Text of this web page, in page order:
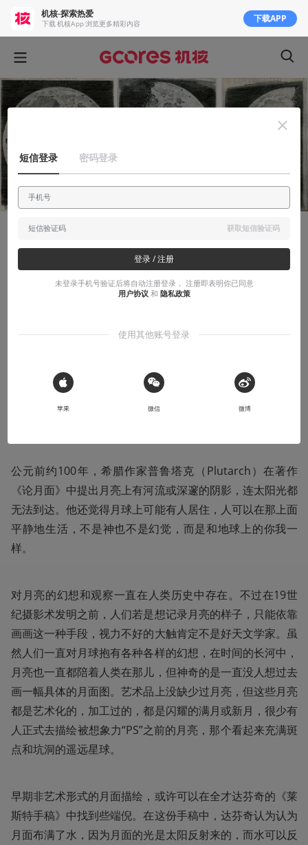
当天文学家前请先学习画画：400年前奇怪
的手绘月面图欣赏
收听本文
公元前约100年，希腊作家普鲁塔克（Plutarch）在著作
《论月面》中提出月亮上有河流或深邃的阴影，连太阳光都
无法到达。他还觉得月球上可能有人居住，人可以在那上面
平静地生活，不是神也不是幻觉，而是和地球上的你我一
样。
对月亮的幻想和观察一直在人类历史中存在。不过在19世
纪摄影术发明之前，人们若是想记录月亮的样子，只能依靠
画画这一种手段，视力不好的大触肯定不是好天文学家。虽
然人们一直对月球抱有各种各样的幻想，在时间的长河中，
月亮也一直都陪着人类在那儿，但神奇的是一直没人想过去
画一幅具体的月面图。艺术品上没缺少过月亮，但这些月亮
都是艺术化的，加工过的，都是闪耀的满月或新月，很少有
人正式去描绘被想象力“PS”之前的月亮，那个看起来充满斑
点和坑洞的遥远星球。
早期非艺术形式的月面描绘，或许可以在全才达芬奇的《莱
斯特手稿》中找到些端倪。在这份手稿中，达芬奇认为认为
月面布满了水，因为月面的光是太阳反射来的，而水可以反
机核-探索热爱
下载 机核App 浏览更多精彩内容 下载APP
短信登录 密码登录
获取短信验证码
登录 / 注册
未登录手机号验证后将自动注册登录， 注册即表明你已同意
用户协议 和 隐私政策
使用其他账号登录
 Sign in with Apple
苹果 微信 微博